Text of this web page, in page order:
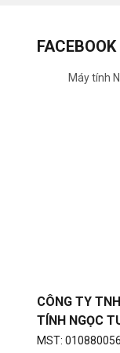
FACEBOOK
Máy tính
CÔNG TY
TÍNH NGỌC
MST: